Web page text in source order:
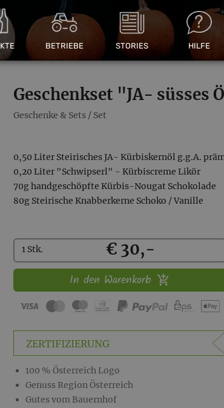
BETRIEBE STORIES HILFE
Geschenkset "JA- süsses
Geschenke & Sets / Set
0,50 Liter Steirisches JA- Kürbiskernöl g.g.A.
0,20 Liter "Schwipserl" - Kürbiscreme Likör
70g handgeschöpfte Kürbis-Nougat Schokolade
80g Steirische Knabberkerne Schoko / Vanille
Kaufen
1 Stk. € 30,-
In den Warenkorb
ZERTIFIZIERUNG
100 % Österreich Logo
Genuss Region Österreich
Gutes vom Bauernhof